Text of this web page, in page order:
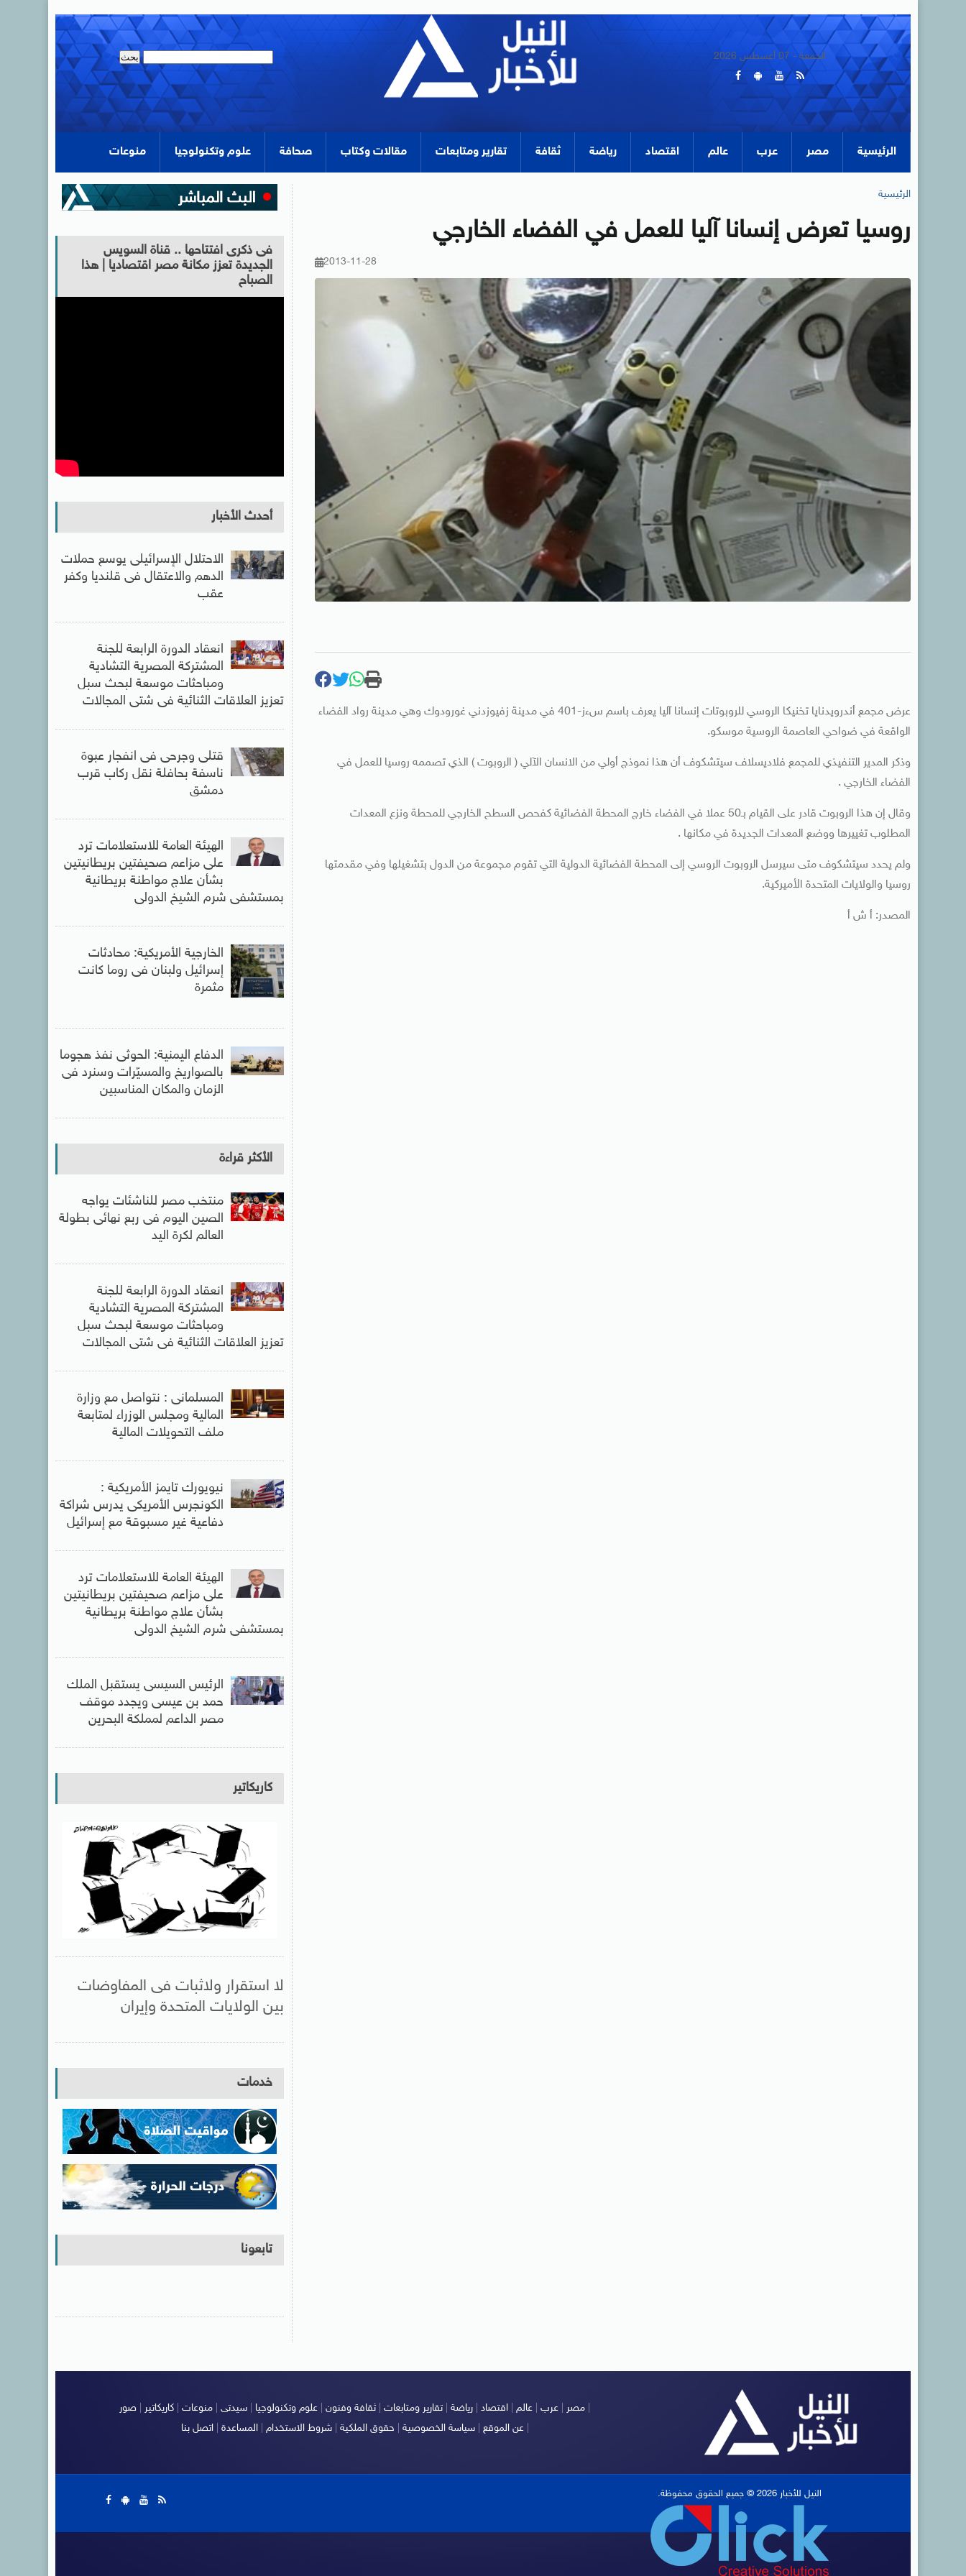
الجمعة - 07 أغسطس 2026
الرئيسية مصر عرب عالم اقتصاد رياضة ثقافة تقارير ومتابعات مقالات وكتاب صحافة علوم وتكنولوجيا منوعات
الرئيسية
روسيا تعرض إنسانا آليا للعمل في الفضاء الخارجي
2013-11-28
عرض مجمع أندرويدنايا تخنيكا الروسي للروبوتات إنسانا آليا يعرف باسم سءز-401 في مدينة زفيوزدني غورودوك وهي مدينة رواد الفضاء
الواقعة في ضواحي العاصمة الروسية موسكو.
وذكر المدير التنفيذي للمجمع فلاديسلاف سيتشكوف أن هذا نموذج أولي من الانسان الآلي ( الروبوت ) الذي تصممه روسيا للعمل في
الفضاء الخارجي .
وقال إن هذا الروبوت قادر على القيام بـ50 عملا في الفضاء خارج المحطة الفضائية كفحص السطح الخارجي للمحطة ونزع المعدات
المطلوب تغييرها ووضع المعدات الجديدة في مكانها .
ولم يحدد سيتشكوف متى سيرسل الروبوت الروسي إلى المحطة الفضائية الدولية التي تقوم مجموعة من الدول بتشغيلها وفي مقدمتها
روسيا والولايات المتحدة الأميركية.
المصدر: أ ش أ
فى ذكرى افتتاحها .. قناة السويس
الجديدة تعزز مكانة مصر اقتصاديا | هذا
الصباح
أحدث الأخبار
الاحتلال الإسرائيلى يوسع حملات
الدهم والاعتقال فى قلنديا وكفر
عقب
انعقاد الدورة الرابعة للجنة
المشتركة المصرية التشادية
ومباحثات موسعة لبحث سبل
تعزيز العلاقات الثنائية فى شتى المجالات
قتلى وجرحى فى انفجار عبوة
ناسفة بحافلة نقل ركاب قرب
دمشق
الهيئة العامة للاستعلامات ترد
على مزاعم صحيفتين بريطانيتين
بشأن علاج مواطنة بريطانية
بمستشفى شرم الشيخ الدولى
الخارجية الأمريكية: محادثات
إسرائيل ولبنان فى روما كانت
مثمرة
الدفاع اليمنية: الحوثى نفذ هجوما
بالصواريخ والمسيّرات وسنرد فى
الزمان والمكان المناسبين
الأكثر قراءة
منتخب مصر للناشئات يواجه
الصين اليوم فى ربع نهائى بطولة
العالم لكرة اليد
انعقاد الدورة الرابعة للجنة
المشتركة المصرية التشادية
ومباحثات موسعة لبحث سبل
تعزيز العلاقات الثنائية فى شتى المجالات
المسلمانى : نتواصل مع وزارة
المالية ومجلس الوزراء لمتابعة
ملف التحويلات المالية
نيويورك تايمز الأمريكية :
الكونجرس الأمريكى يدرس شراكة
دفاعية غير مسبوقة مع إسرائيل
الهيئة العامة للاستعلامات ترد
على مزاعم صحيفتين بريطانيتين
بشأن علاج مواطنة بريطانية
بمستشفى شرم الشيخ الدولى
الرئيس السيسى يستقبل الملك
حمد بن عيسى ويجدد موقف
مصر الداعم لمملكة البحرين
كاريكاتير
لا استقرار ولاثبات فى المفاوضات
بين الولايات المتحدة وإيران
خدمات
تابعونا
مصر عرب عالم اقتصاد رياضة |تقارير ومتابعات |ثقافة وفنون علوم وتكنولوجيا سيدتى منوعات كاريكاتير صور
عن الموقع |سياسة الخصوصية حقوق الملكية |شروط الاستخدام |المساعدة |اتصل بنا |
النيل للأخبار 2026 © جميع الحقوق محفوظة.